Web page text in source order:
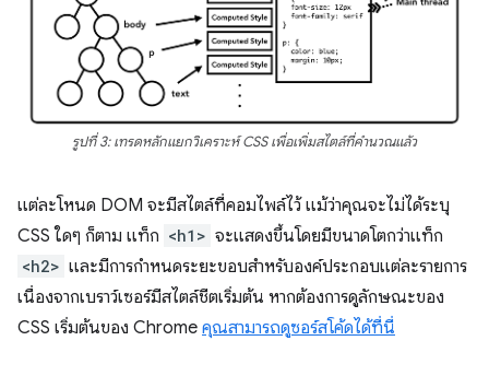
รูปที่ 3: เทรดหลักแยกวิเคราะห์ CSS เพื่อเพิ่มสไตล์ที่คำนวณแล้ว
แต่ละโหนด DOM จะมีสไตล์ที่คอมไพล์ไว้ แม้ว่าคุณจะไม่ได้ระบุ
CSS ใดๆ ก็ตาม แท็ก <h1> จะแสดงขึ้นโดยมีขนาดโตกว่าแท็ก
<h2> และมีการกำหนดระยะขอบสำหรับองค์ประกอบแต่ละรายการ
เนื่องจากเบราว์เซอร์มีสไตล์ชีตเริ่มต้น หากต้องการดูลักษณะของ
CSS เริ่มต้นของ Chrome คุณสามารถดูซอร์สโค้ดได้ที่นี่